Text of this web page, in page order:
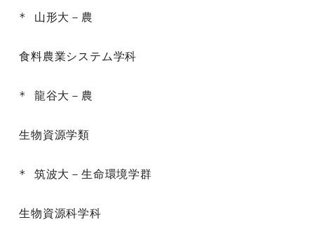
* 山形大－農
食料農業システム学科
* 龍谷大－農
生物資源学類
* 筑波大－生命環境学群
生物資源科学科